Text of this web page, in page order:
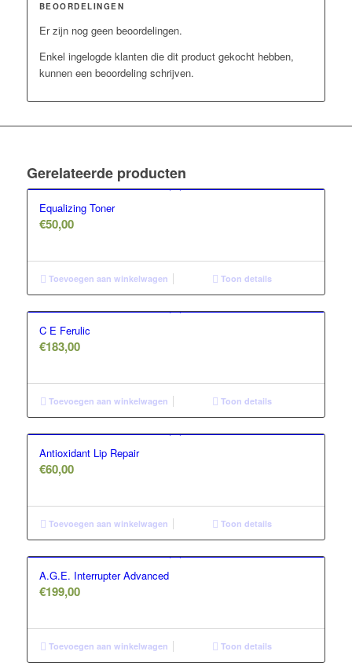
BEOORDELINGEN
Er zijn nog geen beoordelingen.
Enkel ingelogde klanten die dit product gekocht hebben,
kunnen een beoordeling schrijven.
Gerelateerde producten
Equalizing Toner
€50,00
Toevoegen aan winkelwagen Toon details
C E Ferulic
€183,00
Toevoegen aan winkelwagen Toon details
Antioxidant Lip Repair
€60,00
Toevoegen aan winkelwagen Toon details
A.G.E. Interrupter Advanced
€199,00
Toevoegen aan winkelwagen Toon details